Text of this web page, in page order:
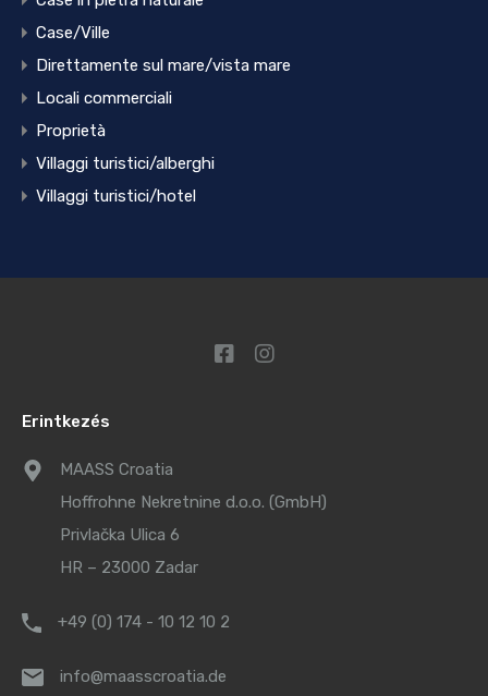
Case/Ville
Direttamente sul mare/vista mare
Locali commerciali
Proprietà
Villaggi turistici/alberghi
Villaggi turistici/hotel
Erintkezés
MAASS Croatia
Hoffrohne Nekretnine d.o.o. (GmbH)
Privlačka Ulica 6
HR – 23000 Zadar
+49 (0) 174 - 10 12 10 2
info@maasscroatia.de